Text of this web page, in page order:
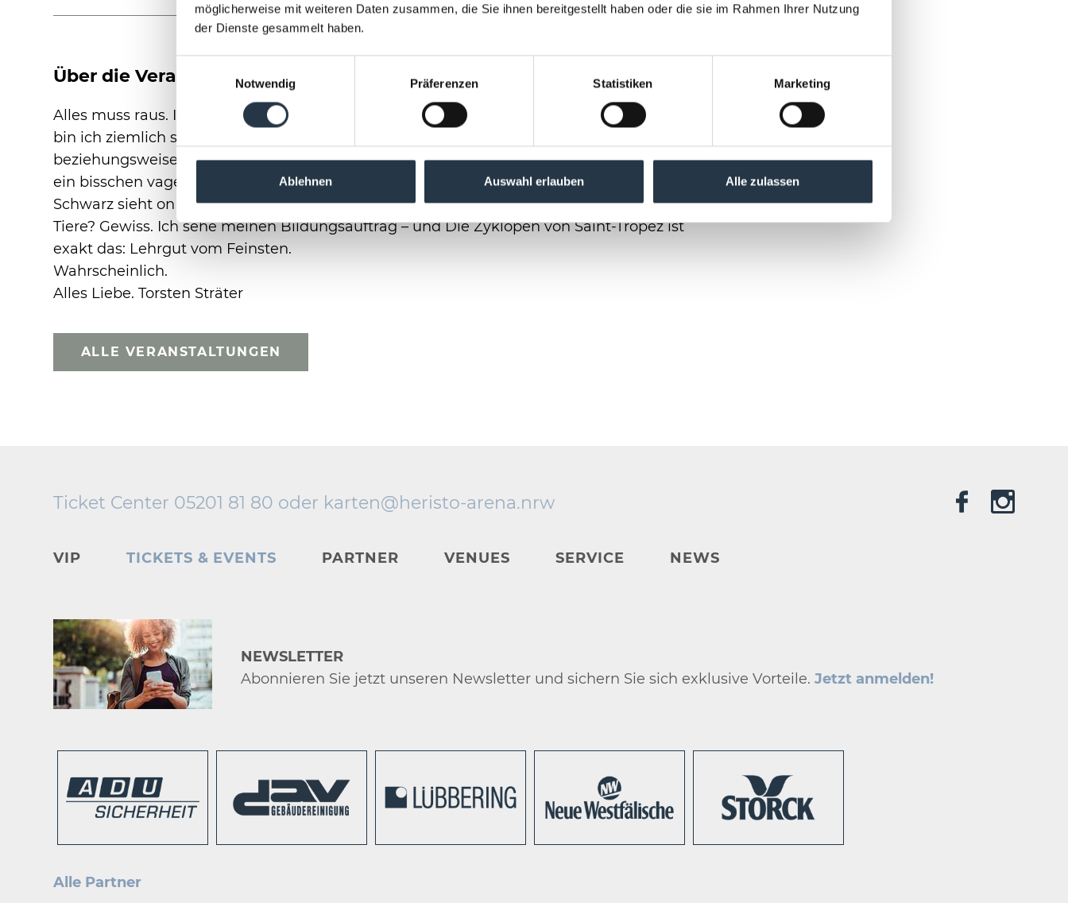
möglicherweise mit weiteren Daten zusammen, die Sie ihnen bereitgestellt haben oder die sie im Rahmen Ihrer Nutzung
der Dienste gesammelt haben.
Notwendig
Präferenzen Statistiken Marketing
Ablehnen Auswahl erlauben Alle zulassen
Über die Veranstaltung
Alles muss raus. Ich zum Beispiel. Diesmal geht es im weitesten Sinne ums Reisen. Da
bin ich ziemlich sicher. Ich komme ja unfassbar rum. Bei Ihnen, aber auch in der Welt –
beziehungsweise obenrum, Stichwort: Kruste. Sie verstehen sicher, dass ich mich hier
ein bisschen vage ausdrücken muss. Ich umreiße es mal mit: „Ein beiger Mann in
Schwarz sieht on the road rot.“ Kommen Hochsprache vor? Knete? Gar Tiere? Gare
Tiere? Gewiss. Ich sehe meinen Bildungsauftrag – und Die Zyklopen von Saint-Tropez ist
exakt das: Lehrgut vom Feinsten.
Wahrscheinlich.
Alles Liebe. Torsten Sträter
ALLE VERANSTALTUNGEN
Ticket Center 05201 81 80 oder karten@heristo-arena.nrw
VIP TICKETS & EVENTS PARTNER VENUES SERVICE NEWS
NEWSLETTER
Abonnieren Sie jetzt unseren Newsletter und sichern Sie sich exklusive Vorteile.Jetzt anmelden!
Alle Partner